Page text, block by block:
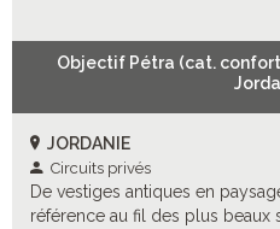
Objectif Pétra (cat.
JORDANIE
Circuits privés
De vestiges antiques en
référence au fil des plus beaux